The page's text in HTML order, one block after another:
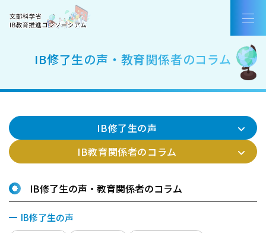
コンソーシアムについて
IBを活用した入試
お問合せ
IB修了生の声・教育関係者のコラム
IB修了生の声
IB教育関係者のコラム
IB修了生の声・教育関係者のコラム
IB修了生の声